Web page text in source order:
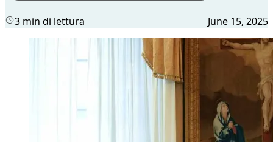
3 min di lettura June 15, 2025